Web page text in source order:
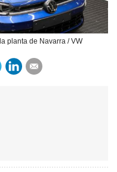
planta de Navarra / VW